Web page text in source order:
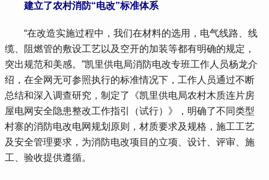
建立了农村消防“电改”标准体系
“在改造实施过程中，我们在材料的选用，电气线路、线
缆、阻燃管的敷设工艺以及空开的加装等都有明确的规定，
突出规范和美感。”凯里供电局消防电改专班工作人员杨龙介
绍，在全网无可参照执行的标准情况下，工作人员通过不断
总结和深入调查研究，制定了《凯里供电局农村木质连片房
屋电网安全隐患整改工作指引（试行）》，明确了不同类型
村寨的消防电改电网规划原则，材质要求及规格，施工工艺
及安全管理要求，为消防电改项目的立项、设计、评审、施
工、验收提供遵循。